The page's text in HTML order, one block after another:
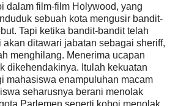
dalam film-film Holywood, yang
sebuah kota mengusir bandit-
Tapi ketika bandit-bandit telah
ditawari jabatan sebagai sheriff,
menghilang. Menerima ucapan
dikehendakinya. Itulah kekuatan
mahasiswa enampuluhan macam
seharusnya berani menolak
Parlemen seperti koboi menolak